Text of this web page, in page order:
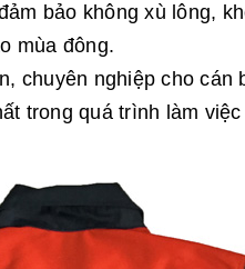
bảo không xù lông,
mùa đông.
chuyên nghiệp cho cán
trong quá trình làm việc